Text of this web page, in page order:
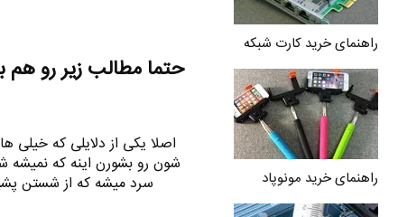
راهنمای خرید کارت شبکه
راهنمای خرید مونوپاد
حتما مطالب زیر رو هم
اصلا یکی از دلایلی که
شون رو بشورن اینه که نمیشه
سرد میشه که از شستن